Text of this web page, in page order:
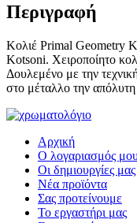
Περιγραφή
Κολιέ Primal Geometry
Kotsoni. Χειροποίητο
Δουλεμένο με την
στο μέταλλο την
Αρχική
Ο λογαριασμός
Οι δημιουργίες μας
Νέα προϊόντα
Σας προτείνουμε
Το εργαστήρι μας